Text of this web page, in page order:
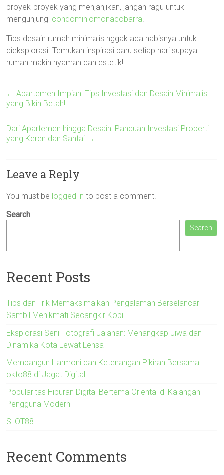
proyek-proyek yang menjanjikan, jangan ragu untuk
mengunjungi condominiomonacobarra.
Tips desain rumah minimalis nggak ada habisnya untuk
dieksplorasi. Temukan inspirasi baru setiap hari supaya
rumah makin nyaman dan estetik!
← Apartemen Impian: Tips Investasi dan Desain Minimalis
yang Bikin Betah!
Dari Apartemen hingga Desain: Panduan Investasi Properti
yang Keren dan Santai →
Leave a Reply
You must be logged in to post a comment.
Search
Search
Recent Posts
Tips dan Trik Memaksimalkan Pengalaman Berselancar
Sambil Menikmati Secangkir Kopi
Eksplorasi Seni Fotografi Jalanan: Menangkap Jiwa dan
Dinamika Kota Lewat Lensa
Membangun Harmoni dan Ketenangan Pikiran Bersama
okto88 di Jagat Digital
Popularitas Hiburan Digital Bertema Oriental di Kalangan
Pengguna Modern
SLOT88
Recent Comments